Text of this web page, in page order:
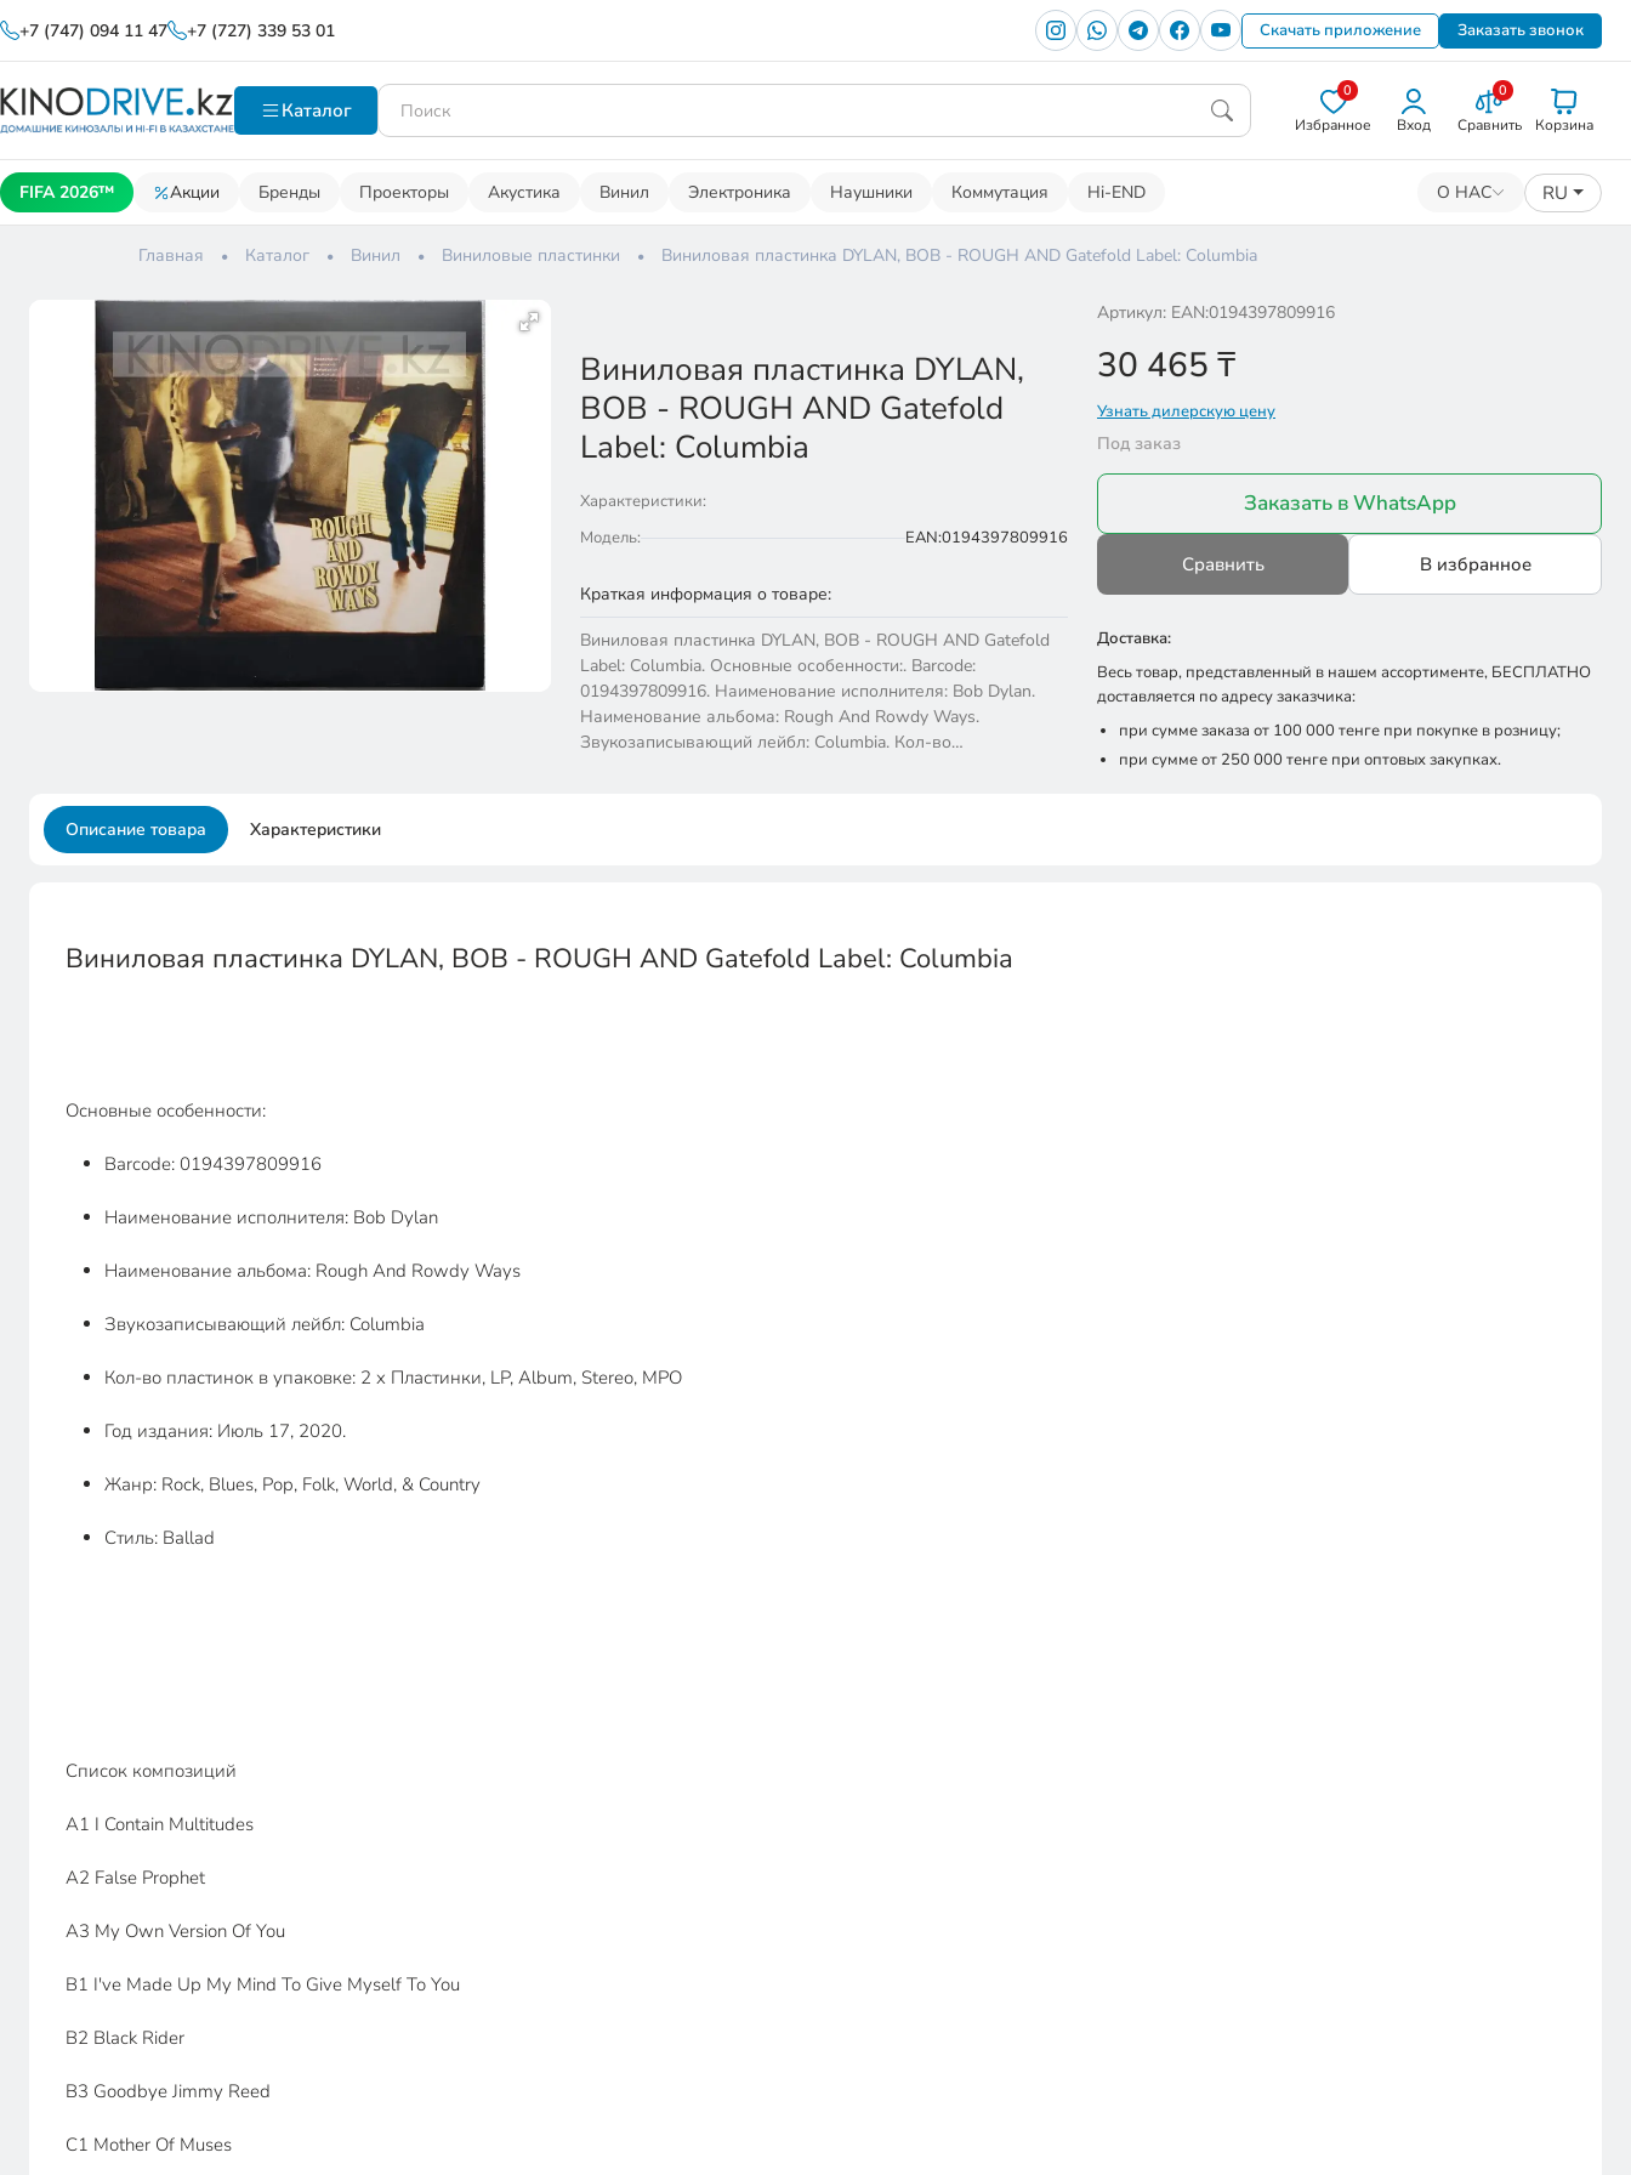
+7 (747) 094 11 47 +7 (727) 339 53 01 Скачать приложение Заказать звонок
Каталог
0
Избранное Вход
0
Сравнить Корзина
FIFA 2026™ Акции Бренды Проекторы Акустика Винил Электроника Наушники Коммутация Hi-END О НАС RU
Главная Каталог Винил Виниловые пластинки Виниловая пластинка DYLAN, BOB - ROUGH AND Gatefold Label: Columbia
Виниловая пластинка DYLAN,
BOB - ROUGH AND Gatefold
Label: Columbia
Характеристики:
Модель:
EAN:0194397809916
Краткая информация о товаре:
Виниловая пластинка DYLAN, BOB - ROUGH AND Gatefold
Label: Columbia. Основные особенности:. Barcode:
0194397809916. Наименование исполнителя: Bob Dylan.
Наименование альбома: Rough And Rowdy Ways.
Звукозаписывающий лейбл: Columbia. Кол-во…
Артикул: EAN:0194397809916
30 465 ₸
Узнать дилерскую цену
Под заказ
Заказать в WhatsApp
Сравнить В избранное
Доставка:
Весь товар, представленный в нашем ассортименте, БЕСПЛАТНО
доставляется по адресу заказчика:
при сумме заказа от 100 000 тенге при покупке в розницу;
при сумме от 250 000 тенге при оптовых закупках.
Описание товара Характеристики
Виниловая пластинка DYLAN, BOB - ROUGH AND Gatefold Label: Columbia
Основные особенности:
Barcode: 0194397809916
Наименование исполнителя: Bob Dylan
Наименование альбома: Rough And Rowdy Ways
Звукозаписывающий лейбл: Columbia
Кол-во пластинок в упаковке: 2 x Пластинки, LP, Album, Stereo, MPO
Год издания: Июль 17, 2020.
Жанр: Rock, Blues, Pop, Folk, World, & Country
Стиль: Ballad
Список композиций
A1 I Contain Multitudes
A2 False Prophet
A3 My Own Version Of You
B1 I've Made Up My Mind To Give Myself To You
B2 Black Rider
B3 Goodbye Jimmy Reed
C1 Mother Of Muses